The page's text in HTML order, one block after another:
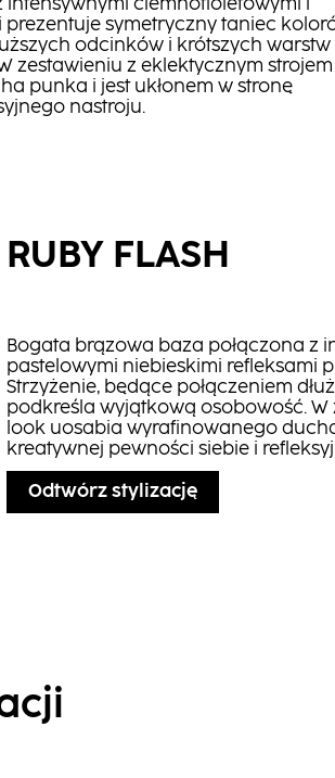
intensywnymi ciemnofioletowymi i
symetryczny taniec
odcinków i krótszych warstw
zestawieniu z eklektycznym strojem
punka i jest ukłonem w stronę
nastroju.
RUBY FLASH
Bogata brązowa baza połączona z
pastelowymi niebieskimi refleksami
Strzyżenie, będące połączeniem
podkreśla wyjątkową osobowość.
look uosabia wyrafinowanego
kreatywnej pewności siebie i
Odtwórz stylizację